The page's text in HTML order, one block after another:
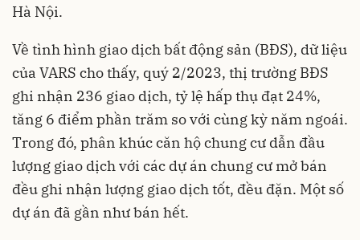
Hà Nội.
Về tình hình giao dịch bất động sản (BĐS), dữ liệu
của VARS cho thấy, quý 2/2023, thị trường BĐS
ghi nhận 236 giao dịch, tỷ lệ hấp thụ đạt 24%,
tăng 6 điểm phần trăm so với cùng kỳ năm ngoái.
Trong đó, phân khúc căn hộ chung cư dẫn đầu
lượng giao dịch với các dự án chung cư mở bán
đều ghi nhận lượng giao dịch tốt, đều đặn. Một số
dự án đã gần như bán hết.